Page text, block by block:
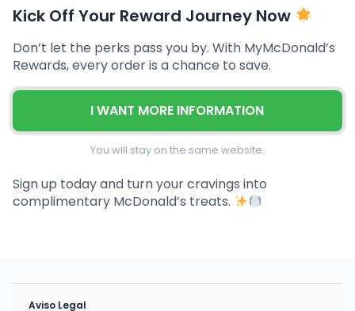
Kick Off Your Reward Journey Now
Don’t let the perks pass you by. With MyMcDonald’s
Rewards, every order is a chance to save.
I WANT MORE INFORMATION
You will stay on the same website.
Sign up today and turn your cravings into
complimentary McDonald’s treats.
Aviso Legal